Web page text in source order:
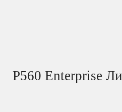
P560 Enterprise